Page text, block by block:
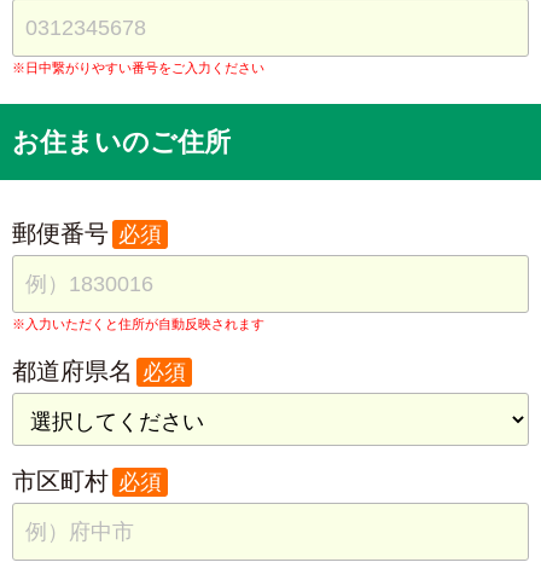
※日中繋がりやすい番号をご入力ください
お住まいのご住所
郵便番号 必須
※入力いただくと住所が自動反映されます
都道府県名 必須
市区町村 必須